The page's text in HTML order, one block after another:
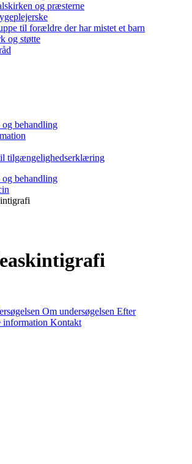
og præsterne
til forældre der har mistet et barn
og støtte
og behandling
tilgængelighedserklæring
og behandling
Om undersøgelsen Efter
information Kontakt